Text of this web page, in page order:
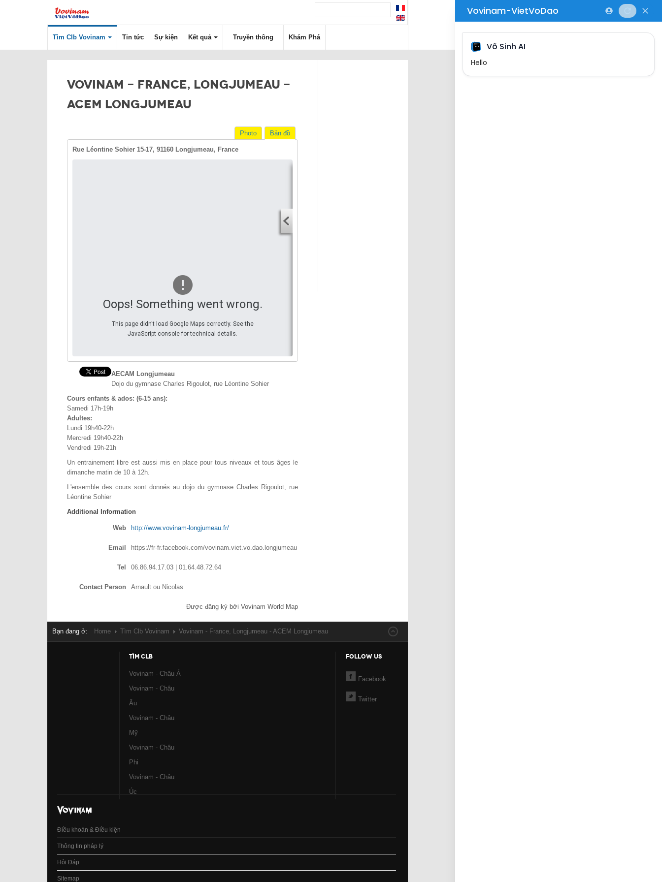
Tìm Clb Vovinam Tin tức Sự kiện Kết quả Truyền thông Khám Phá
VOVINAM - FRANCE, LONGJUMEAU -
ACEM LONGJUMEAU
Bản đồ
Photo
Rue Léontine Sohier 15-17, 91160 Longjumeau, France
Oops! Something went wrong.
This page didn't load Google Maps correctly. See the
JavaScript console for technical details.
AECAM Longjumeau
Dojo du gymnase Charles Rigoulot, rue Léontine Sohier
Cours enfants & ados: (6-15 ans):
Samedi 17h-19h
Adultes:
Lundi 19h40-22h
Mercredi 19h40-22h
Vendredi 19h-21h
Un entrainement libre est aussi mis en place pour tous niveaux et tous âges le
dimanche matin de 10 à 12h.
L'ensemble des cours sont donnés au dojo du gymnase Charles Rigoulot, rue
Léontine Sohier
Additional Information
Web http://www.vovinam-longjumeau.fr/
Email https://fr-fr.facebook.com/vovinam.viet.vo.dao.longjumeau
Tel 06.86.94.17.03 | 01.64.48.72.64
Contact Person Arnault ou Nicolas
Được đăng ký bởi Vovinam World Map
Bạn đang ở: Home Tìm Clb Vovinam Vovinam - France, Longjumeau - ACEM Longjumeau
Điều khoản & Điều kiện
Thông tin pháp lý
Hỏi Đáp
Sitemap
TÌM CLB
Vovinam - Châu Á
Vovinam - Châu
Âu
Vovinam - Châu
Mỹ
Vovinam - Châu
Phi
Vovinam - Châu
Úc
FOLLOW US
Facebook
Twitter